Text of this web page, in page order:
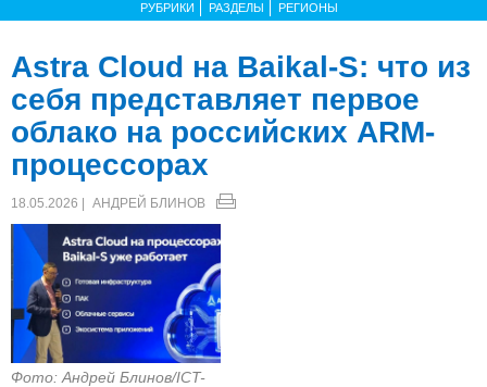
РУБРИКИ РАЗДЕЛЫ РЕГИОНЫ
Astra Cloud на Baikal-S: что из
себя представляет первое
облако на российских ARM-
процессорах
18.05.2026 | АНДРЕЙ БЛИНОВ
Фото: Андрей Блинов/ICT-